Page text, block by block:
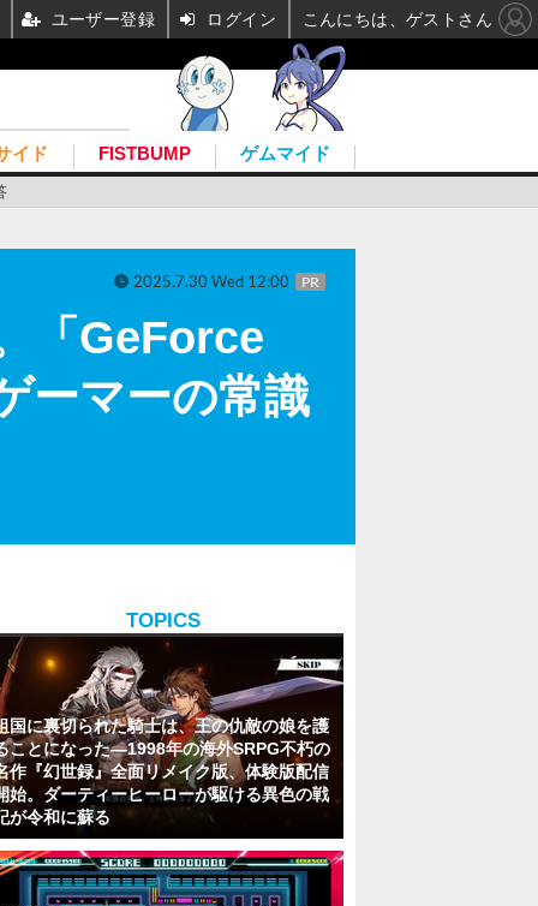
イド FISTBUMP ゲムマイド
「GeForce
ーマーの常識
2025.7.30 Wed 12:00 PR
TOPICS
国に裏切られた騎士は、王の仇敵の娘を護
ことになった―1998年の海外SRPG不朽の
作『幻世録』全面リメイク版、体験版配信
始。ダーティーヒーローが駆ける異色の戦
が令和に蘇る
ユーザー登録 ログイン こんにちは、ゲストさん